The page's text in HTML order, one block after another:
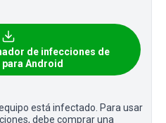
de infecciones de
Android
está infectado. Para usar
debe comprar una